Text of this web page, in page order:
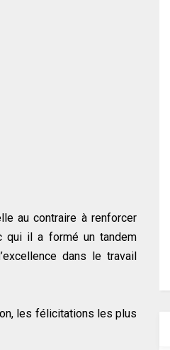
au contraire à renforcer
qui il a formé un tandem
dans le travail
les félicitations les plus